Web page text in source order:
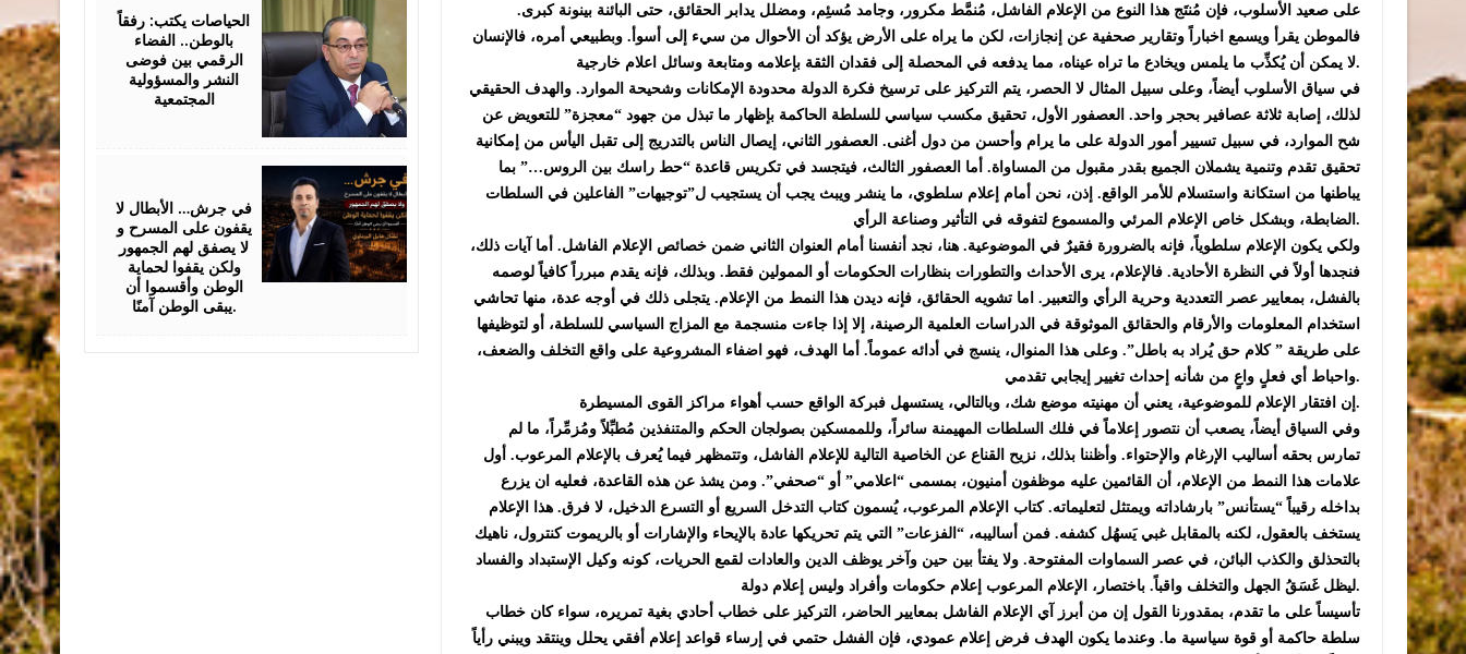
على صعيد الأسلوب، فإن مُنتَج هذا النوع من الإعلام الفاشل، مُنمَّط مكرور، وجامد مُسئِم، ومضلل يدابر الحقائق، حتى البائنة بينونة كبرى.
فالموطن يقرأ ويسمع اخباراً وتقارير صحفية عن إنجازات، لكن ما يراه على الأرض يؤكد أن الأحوال من سيء إلى أسوأ. وبطبيعي أمره، فالإنسان
لا يمكن أن يُكذِّب ما يلمس ويخادع ما تراه عيناه، مما يدفعه في المحصلة إلى فقدان الثقة بإعلامه ومتابعة وسائل اعلام خارجية.
في سياق الأسلوب أيضاً، وعلى سبيل المثال لا الحصر، يتم التركيز على ترسيخ فكرة الدولة محدودة الإمكانات وشحيحة الموارد. والهدف الحقيقي
لذلك، إصابة ثلاثة عصافير بحجر واحد. العصفور الأول، تحقيق مكسب سياسي للسلطة الحاكمة بإظهار ما تبذل من جهود “معجزة” للتعويض عن
شح الموارد، في سبيل تسيير أمور الدولة على ما يرام وأحسن من دول أغنى. العصفور الثاني، إيصال الناس بالتدريج إلى تقبل اليأس من إمكانية
تحقيق تقدم وتنمية يشملان الجميع بقدر مقبول من المساواة. أما العصفور الثالث، فيتجسد في تكريس قاعدة “حط راسك بين الروس…” بما
يباطنها من استكانة واستسلام للأمر الواقع. إذن، نحن أمام إعلام سلطوي، ما ينشر ويبث يجب أن يستجيب ل”توجيهات” الفاعلين في السلطات
الضابطة، وبشكل خاص الإعلام المرئي والمسموع لتفوقه في التأثير وصناعة الرأي.
ولكي يكون الإعلام سلطوياً، فإنه بالضرورة فقيرٌ في الموضوعية. هنا، نجد أنفسنا أمام العنوان الثاني ضمن خصائص الإعلام الفاشل. أما آيات ذلك،
فنجدها أولاً في النظرة الأحادية. فالإعلام، يرى الأحداث والتطورات بنظارات الحكومات أو الممولين فقط. وبذلك، فإنه يقدم مبرراً كافياً لوصمه
بالفشل، بمعايير عصر التعددية وحرية الرأي والتعبير. اما تشويه الحقائق، فإنه ديدن هذا النمط من الإعلام. يتجلى ذلك في أوجه عدة، منها تحاشي
استخدام المعلومات والأرقام والحقائق الموثوقة في الدراسات العلمية الرصينة، إلا إذا جاءت منسجمة مع المزاج السياسي للسلطة، أو لتوظيفها
على طريقة ” كلام حق يُراد به باطل”. وعلى هذا المنوال، ينسج في أدائه عموماً. أما الهدف، فهو اضفاء المشروعية على واقع التخلف والضعف،
واحباط أي فعلٍ واعٍ من شأنه إحداث تغيير إيجابي تقدمي.
إن افتقار الإعلام للموضوعية، يعني أن مهنيته موضع شك، وبالتالي، يستسهل فبركة الواقع حسب أهواء مراكز القوى المسيطرة.
وفي السياق أيضاً، يصعب أن نتصور إعلاماً في فلك السلطات المهيمنة سائراً، وللممسكين بصولجان الحكم والمتنفذين مُطبِّلاً ومُزمِّراً، ما لم
تمارس بحقه أساليب الإرغام والإحتواء. وأظننا بذلك، نزيح القناع عن الخاصية التالية للإعلام الفاشل، وتتمظهر فيما يُعرف بالإعلام المرعوب. أول
علامات هذا النمط من الإعلام، أن القائمين عليه موظفون أمنيون، بمسمى “اعلامي” أو “صحفي”. ومن يشذ عن هذه القاعدة، فعليه ان يزرع
بداخله رقيباً “يستأنس” بارشاداته ويمتثل لتعليماته. كتاب الإعلام المرعوب، يُسمون كتاب التدخل السريع أو التسرع الدخيل، لا فرق. هذا الإعلام
يستخف بالعقول، لكنه بالمقابل غبي يَسهُل كشفه. فمن أساليبه، “الفزعات” التي يتم تحريكها عادة بالإيحاء والإشارات أو بالريموت كنترول، ناهيك
بالتحذلق والكذب البائن، في عصر السماوات المفتوحة. ولا يفتأ بين حين وآخر يوظف الدين والعادات لقمع الحريات، كونه وكيل الإستبداد والفساد
ليظل غَسَقُ الجهل والتخلف واقباً. باختصار، الإعلام المرعوب إعلام حكومات وأفراد وليس إعلام دولة.
تأسيساً على ما تقدم، بمقدورنا القول إن من أبرز آي الإعلام الفاشل بمعايير الحاضر، التركيز على خطاب أحادي بغية تمريره، سواء كان خطاب
سلطة حاكمة أو قوة سياسية ما. وعندما يكون الهدف فرض إعلام عمودي، فإن الفشل حتمي في إرساء قواعد إعلام أفقي يحلل وينتقد ويبني رأياً
الحياصات يكتب: رفقاً
بالوطن.. الفضاء
الرقمي بين فوضى
النشر والمسؤولية
المجتمعية
2026
في جرش… الأبطال لا
يقفون على المسرح و
لا يصفق لهم الجمهور
ولكن يقفوا لحماية
الوطن وأقسموا أن
يبقى الوطن آمنًا.
2026